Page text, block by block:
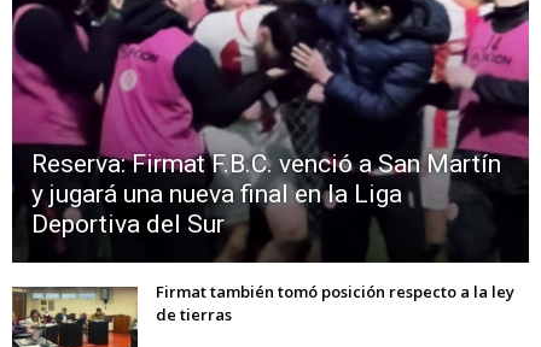
Reserva: Firmat F.B.C. venció a San Martín
y jugará una nueva final en la Liga
Deportiva del Sur
Firmat también tomó posición respecto a la ley
de tierras